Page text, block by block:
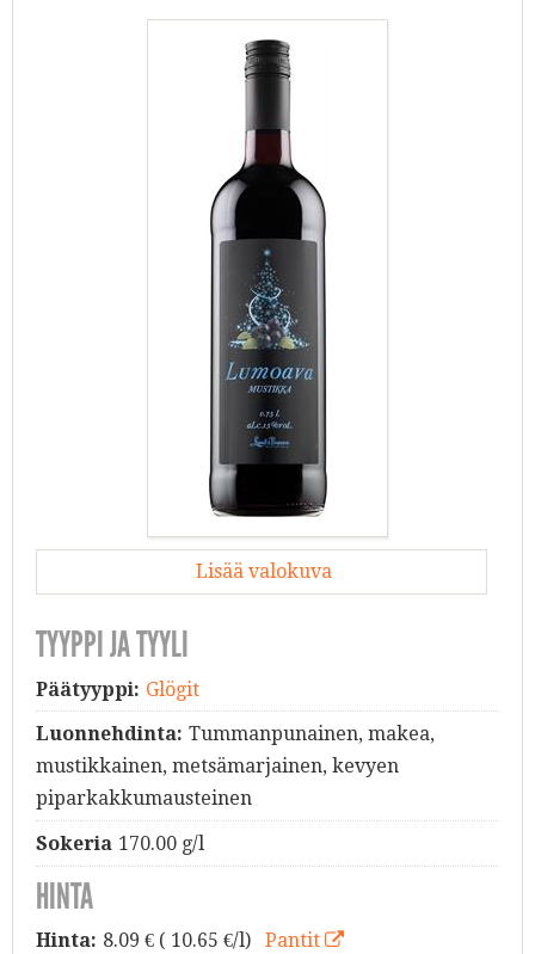
Lisää valokuva
TYYPPI JA TYYLI
Päätyyppi: Glögit
Luonnehdinta: Tummanpunainen, makea,
mustikkainen, metsämarjainen, kevyen
piparkakkumausteinen
Sokeria 170.00 g/l
HINTA
Hinta: 8.09 € ( 10.65 €/l) Pantit